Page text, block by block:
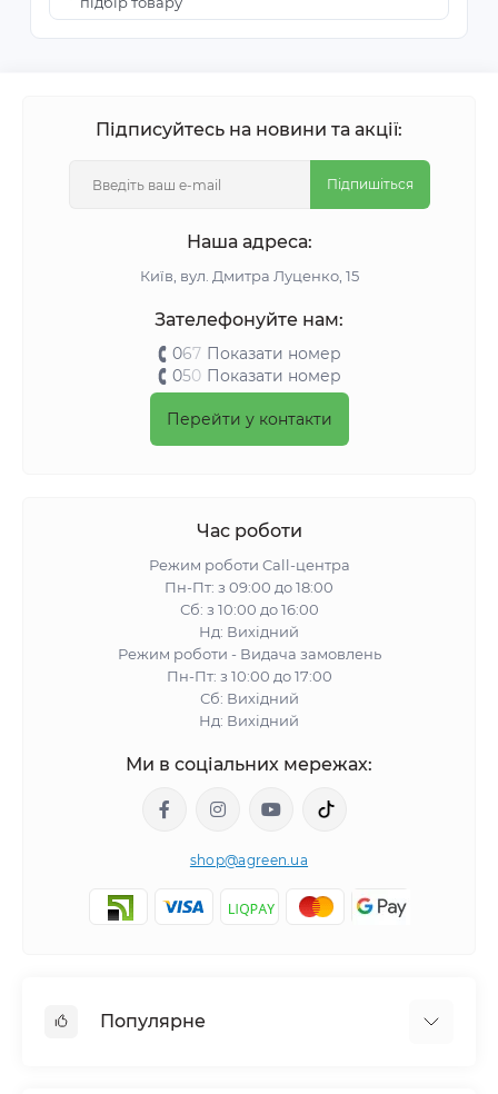
Підписуйтесь на новини та акції:
Підпишіться
Наша адреса:
Київ, вул. Дмитра Луценко, 15
Зателефонуйте нам:
067 Показати номер
050 Показати номер
Перейти у контакти
Час роботи
Режим роботи Call-центра
Пн-Пт: з 09:00 до 18:00
Сб: з 10:00 до 16:00
Нд: Вихідний
Режим роботи - Видача замовлень
Пн-Пт: з 10:00 до 17:00
Сб: Вихідний
Нд: Вихідний
Ми в соціальних мережах:
shop@agreen.ua
Популярне